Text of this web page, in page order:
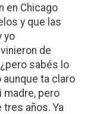
en Chicago
y que las
yo
de
sabés lo
ta claro
madre, pero
años. Ya